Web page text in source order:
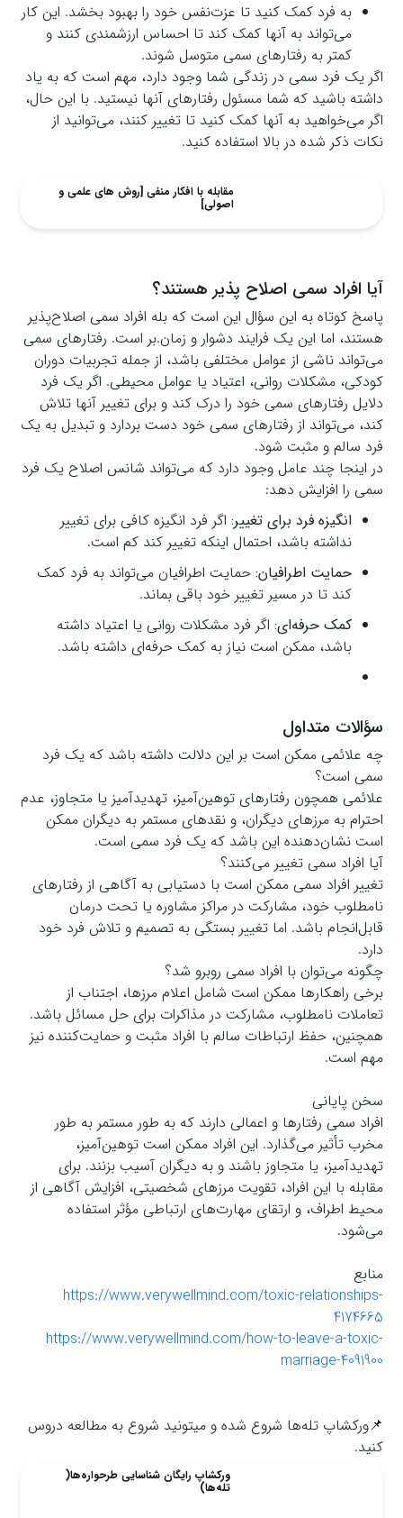
به فرد کمک کنید تا عزت‌نفس خود را بهبود بخشد. این کار
می‌تواند به آنها کمک کند تا احساس ارزشمندی کنند و
کمتر به رفتارهای سمی متوسل شوند.
اگر یک فرد سمی در زندگی شما وجود دارد، مهم است که به یاد
داشته باشید که شما مسئول رفتارهای آنها نیستید. با این حال،
اگر می‌خواهید به آنها کمک کنید تا تغییر کنند، می‌توانید از
نکات ذکر شده در بالا استفاده کنید.
مقابله با افکار منفی [روش های علمی و
اصولی]
آیا افراد سمی اصلاح پذیر هستند؟
پاسخ کوتاه به این سؤال این است که بله افراد سمی اصلاح‌پذیر
هستند، اما این یک فرایند دشوار و زمان.بر است. رفتارهای سمی
می‌تواند ناشی از عوامل مختلفی باشد، از جمله تجربیات دوران
کودکی، مشکلات روانی، اعتیاد یا عوامل محیطی. اگر یک فرد
دلایل رفتارهای سمی خود را درک کند و برای تغییر آنها تلاش
کند، می‌تواند از رفتارهای سمی خود دست بردارد و تبدیل به یک
فرد سالم و مثبت شود.
در اینجا چند عامل وجود دارد که می‌تواند شانس اصلاح یک فرد
سمی را افزایش دهد:
انگیزه فرد برای تغییر: اگر فرد انگیزه کافی برای تغییر
نداشته باشد، احتمال اینکه تغییر کند کم است.
حمایت اطرافیان: حمایت اطرافیان می‌تواند به فرد کمک
کند تا در مسیر تغییر خود باقی بماند.
کمک حرفه‌ای: اگر فرد مشکلات روانی یا اعتیاد داشته
باشد، ممکن است نیاز به کمک حرفه‌ای داشته باشد.
سؤالات متداول
چه علائمی ممکن است بر این دلالت داشته باشد که یک فرد
سمی است؟
علائمی همچون رفتارهای توهین‌آمیز، تهدیدآمیز یا متجاوز، عدم
احترام به مرزهای دیگران، و نقدهای مستمر به دیگران ممکن
است نشان‌دهنده این باشد که یک فرد سمی است.
آیا افراد سمی تغییر می‌کنند؟
تغییر افراد سمی ممکن است با دستیابی به آگاهی از رفتارهای
نامطلوب خود، مشارکت در مراکز مشاوره یا تحت درمان
قابل‌انجام باشد. اما تغییر بستگی به تصمیم و تلاش فرد خود
دارد.
چگونه می‌توان با افراد سمی روبرو شد؟
برخی راهکارها ممکن است شامل اعلام مرزها، اجتناب از
تعاملات نامطلوب، مشارکت در مذاکرات برای حل مسائل باشد.
همچنین، حفظ ارتباطات سالم با افراد مثبت و حمایت‌کننده نیز
مهم است.
سخن پایانی
افراد سمی رفتارها و اعمالی دارند که به طور مستمر به طور
مخرب تأثیر می‌گذارد. این افراد ممکن است توهین‌آمیز،
تهدیدآمیز، یا متجاوز باشند و به دیگران آسیب بزنند. برای
مقابله با این افراد، تقویت مرزهای شخصیتی، افزایش آگاهی از
محیط اطراف، و ارتقای مهارت‌های ارتباطی مؤثر استفاده
می‌شود.
منابع
https://www.verywellmind.com/toxic-relationships-
4174665
https://www.verywellmind.com/how-to-leave-a-toxic-
marriage-4091900
📌ورکشاپ تله‌ها شروع شده و میتونید شروع به مطالعه دروس
کنید.
ورکشاپ رایگان شناسایی طرحواره‌ها(
تله‌ها)